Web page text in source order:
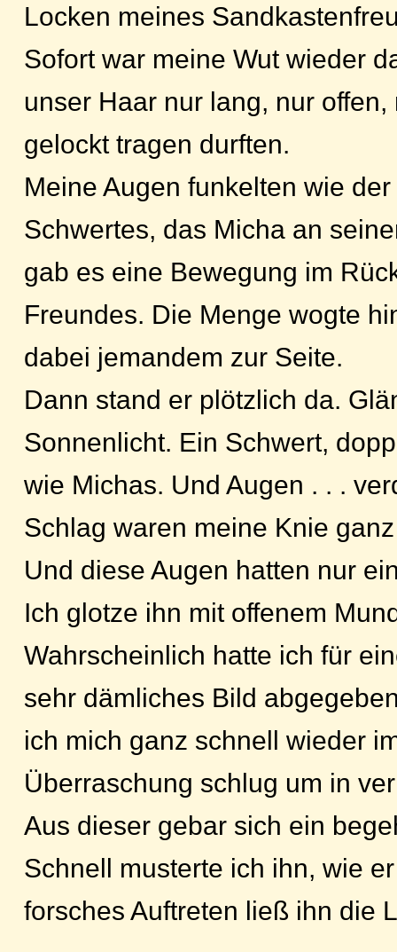
Locken meines
Sofort war meine Wut wieder
unser Haar nur lang, nur
gelockt tragen durften.
Meine Augen funkelten wie
Schwertes, das Micha an
gab es eine Bewegung im
Freundes. Die Menge wogte
dabei jemandem zur Seite.
Dann stand er plötzlich da.
Sonnenlicht. Ein Schwert,
wie Michas. Und Augen . . .
Schlag waren meine Knie
Und diese Augen hatten nur
Ich glotze ihn mit offenem
Wahrscheinlich hatte ich für
sehr dämliches Bild
ich mich ganz schnell wieder
Überraschung schlug um in
Aus dieser gebar sich ein
Schnell musterte ich ihn, wie
forsches Auftreten ließ ihn die